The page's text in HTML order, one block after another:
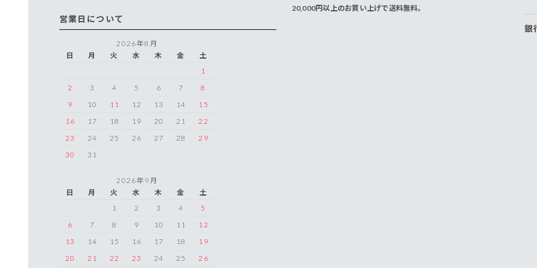
20,000円以上のお買い上げで送料無料。
銀
営業日について
2026年8月
日
月 火 水 木 金
土
1
2
3 4 5 6 7
8
9
10 11 12 13 14
15
16
17 18 19 20 21
22
23
24 25 26 27 28
29
30
31
2026年9月
日
月 火 水 木 金
土
1
2 3 4
5
6
7 8 9 10 11
12
13
14 15 16 17 18
19
20
21 22 23 24 25 26